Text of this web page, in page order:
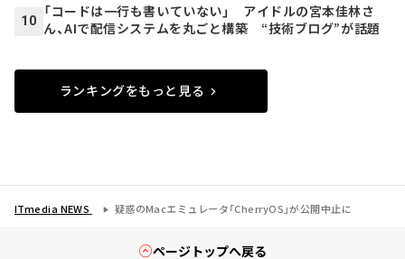
10
「コードは一行も書いていない」 アイドルの宮本佳林さ
ん、AIで配信システムを丸ごと構築 “技術ブログ”が話題
ランキングをもっと見る
ITmedia NEWS 疑惑のMacエミュレータ「CherryOS」が公開中止に
ページトップへ戻る